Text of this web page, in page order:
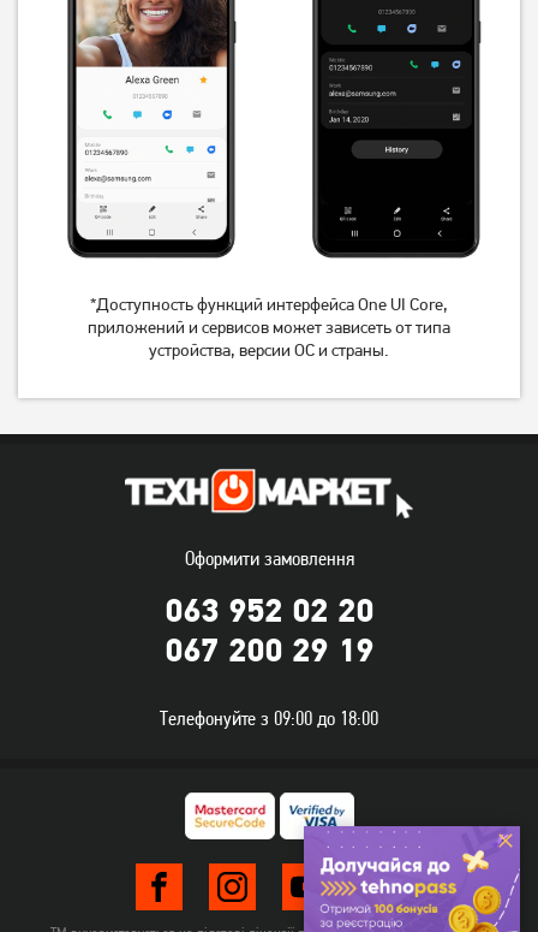
*Доступность функций интерфейса One UI Core,
приложений и сервисов может зависеть от типа
устройства, версии ОС и страны.
Оформити замовлення
063 952 02 20
067 200 29 19
Телефонуйте з 09:00 до 18:00